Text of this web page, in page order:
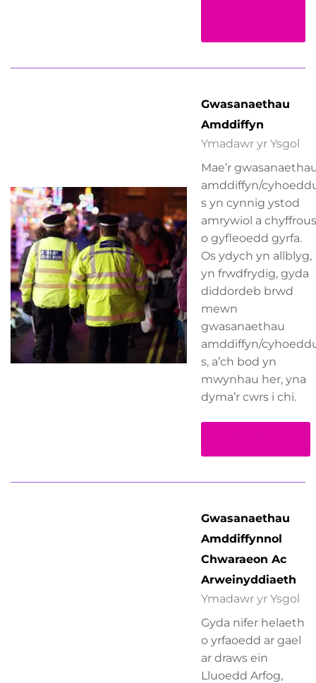
Gwasanaethau
Amddiffyn
Ymadawr yr Ysgol
Mae’r
amddiffyn/
s yn cynnig ystod
amrywiol a chyffrous
o gyfleoedd gyrfa.
Os ydych yn allblyg,
yn frwdfrydig, gyda
diddordeb brwd
mewn
gwasanaethau
amddiffyn/
s, a’ch bod yn
mwynhau her, yna
dyma’r cwrs i chi.
Gwasanaethau
Amddiffynnol
Chwaraeon Ac
Arweinyddiaeth
Ymadawr yr Ysgol
Gyda nifer helaeth
o yrfaoedd ar gael
ar draws ein
Lluoedd Arfog,